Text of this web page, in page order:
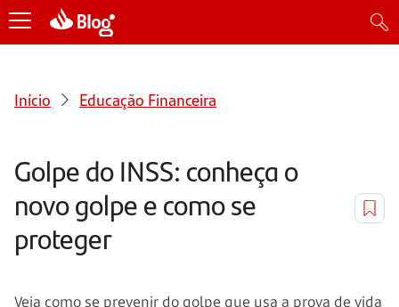
Início Educação Financeira
Golpe do INSS: conheça o
novo golpe e como se
proteger
Veja como se prevenir do golpe que usa a prova de vida